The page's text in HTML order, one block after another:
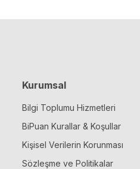
Kurumsal
Bilgi Toplumu Hizmetleri
BiPuan Kurallar & Koşullar
Kişisel Verilerin Korunması
Sözleşme ve Politikalar